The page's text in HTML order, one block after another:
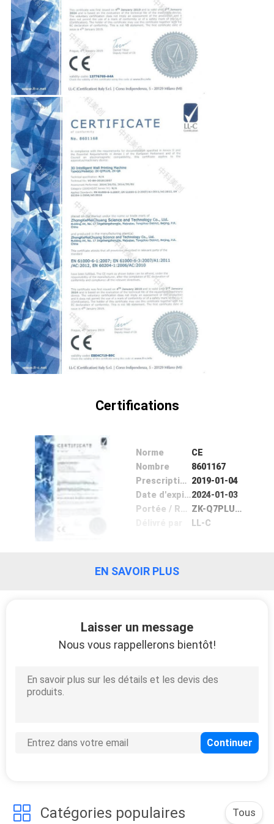
CONTRÔLE
DE
QUALITÉ
CONTACTEZ-
NOUS
NOUVELLES
CAS
DEMANDEZ
UNE
CITATION
PLAN
DU
SITE
POLICY
Certifications
Norme
CE
Nombre
8601167
Prescription Date 2019-01-04
Date d'expiration2024-01-03
Portée / Range
ZK-Q7PLUS, ZK-Q8
LL-C
EN SAVOIR PLUS
Laisser un message
Nous vous rappellerons bientôt!
Catégories populaires Tous